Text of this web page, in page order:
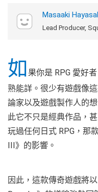
Masaaki
Lead Producer,
如 果你是 RPG 愛好
熟能詳。很少有遊戲像
論家以及遊戲製作人的
此它不只是經典作品，
玩過任何日式 RPG，那
III》的影響。
因此，這款傳奇遊戲將